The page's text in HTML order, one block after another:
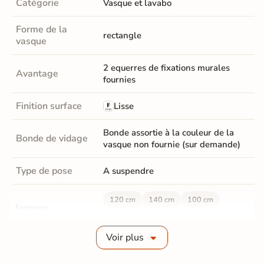
Catégorie Vasque et lavabo
Forme de la
vasque
rectangle
Avantage
2 equerres de fixations murales
fournies
Finition surface Lisse
Bonde de vidage
Bonde assortie à la couleur de la
vasque non fournie (sur demande)
Type de pose A suspendre
largeur
120 cm 140 cm
100 cm
51 cm
Voir plus